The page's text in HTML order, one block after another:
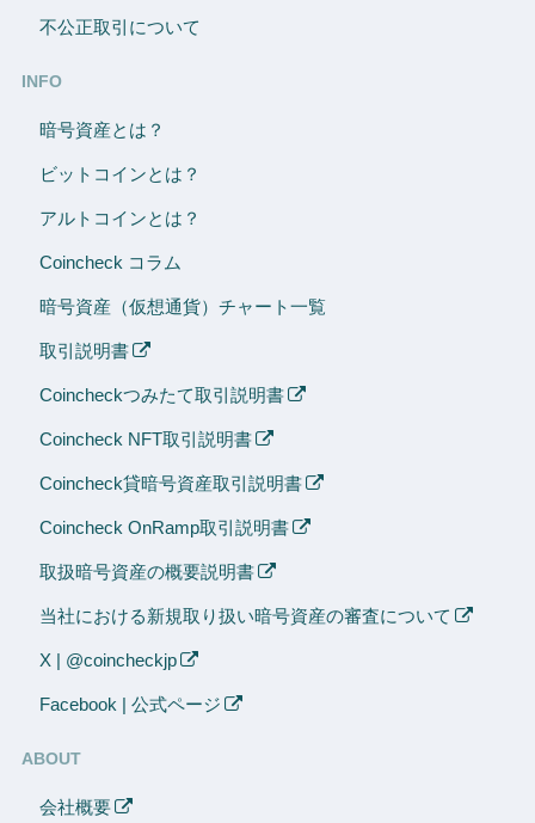
不公正取引について
INFO
暗号資産とは？
ビットコインとは？
アルトコインとは？
Coincheck コラム
暗号資産（仮想通貨）チャート一覧
取引説明書
Coincheckつみたて取引説明書
Coincheck NFT取引説明書
Coincheck貸暗号資産取引説明書
Coincheck OnRamp取引説明書
取扱暗号資産の概要説明書
当社における新規取り扱い暗号資産の審査について
X | @coincheckjp
Facebook | 公式ページ
ABOUT
会社概要